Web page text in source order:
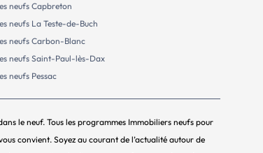
neufs Capbreton
neufs La Teste-de-Buch
neufs Carbon-Blanc
neufs Saint-Paul-lès-Dax
neufs Pessac
le neuf. Tous les programmes Immobiliers neufs pour
convient. Soyez au courant de l’actualité autour de